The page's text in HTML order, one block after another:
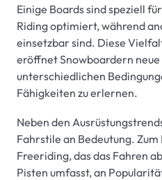
Einige Boards sind speziell
Riding optimiert, während
einsetzbar sind. Diese
eröffnet Snowboardern
unterschiedlichen
Fähigkeiten zu erlernen.
Neben den
Fahrstile an Bedeutung.
Freeriding, das das Fahren
Pisten umfasst, an